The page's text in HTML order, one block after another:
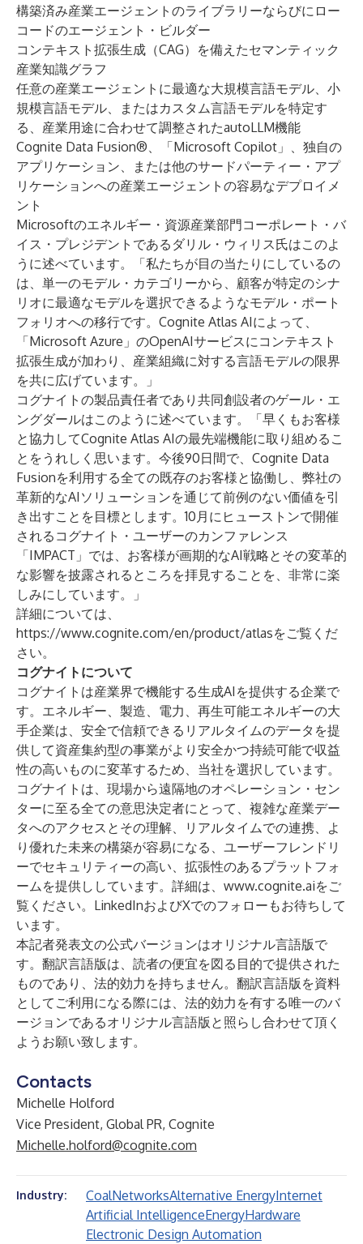
構築済み産業エージェントのライブラリーならびにロー
コードのエージェント・ビルダー
コンテキスト拡張生成（CAG）を備えたセマンティック
産業知識グラフ
任意の産業エージェントに最適な大規模言語モデル、小
規模言語モデル、またはカスタム言語モデルを特定す
る、産業用途に合わせて調整されたautoLLM機能
Cognite Data Fusion®、「Microsoft Copilot」、独自の
アプリケーション、または他のサードパーティー・アプ
リケーションへの産業エージェントの容易なデプロイメ
ント
Microsoftのエネルギー・資源産業部門コーポレート・バ
イス・プレジデントであるダリル・ウィリス氏はこのよ
うに述べています。「私たちが目の当たりにしているの
は、単一のモデル・カテゴリーから、顧客が特定のシナ
リオに最適なモデルを選択できるようなモデル・ポート
フォリオへの移行です。Cognite Atlas AIによって、
「Microsoft Azure」のOpenAIサービスにコンテキスト
拡張生成が加わり、産業組織に対する言語モデルの限界
を共に広げています。」
コグナイトの製品責任者であり共同創設者のゲール・エ
ングダールはこのように述べています。「早くもお客様
と協力してCognite Atlas AIの最先端機能に取り組めるこ
とをうれしく思います。今後90日間で、Cognite Data
Fusionを利用する全ての既存のお客様と協働し、弊社の
革新的なAIソリューションを通じて前例のない価値を引
き出すことを目標とします。10月にヒューストンで開催
されるコグナイト・ユーザーのカンファレンス
「IMPACT」では、お客様が画期的なAI戦略とその変革的
な影響を披露されるところを拝見することを、非常に楽
しみにしています。」
詳細については、
https://www.cognite.com/en/product/atlasをご覧くだ
さい。
コグナイトについて
コグナイトは産業界で機能する生成AIを提供する企業で
す。エネルギー、製造、電力、再生可能エネルギーの大
手企業は、安全で信頼できるリアルタイムのデータを提
供して資産集約型の事業がより安全かつ持続可能で収益
性の高いものに変革するため、当社を選択しています。
コグナイトは、現場から遠隔地のオペレーション・セン
ターに至る全ての意思決定者にとって、複雑な産業デー
タへのアクセスとその理解、リアルタイムでの連携、よ
り優れた未来の構築が容易になる、ユーザーフレンドリ
ーでセキュリティーの高い、拡張性のあるプラットフォ
ームを提供ししています。詳細は、 www.cognite.aiをご
覧ください。 LinkedInおよびXでのフォローもお待ちして
います。
本記者発表文の公式バージョンはオリジナル言語版で
す。翻訳言語版は、読者の便宜を図る目的で提供された
ものであり、法的効力を持ちません。翻訳言語版を資料
としてご利用になる際には、法的効力を有する唯一のバ
ージョンであるオリジナル言語版と照らし合わせて頂く
ようお願い致します。
Contacts
Michelle Holford
Vice President, Global PR, Cognite
Michelle.holford@cognite.com
Industry: CoalNetworksAlternative EnergyInternet
Artificial IntelligenceEnergyHardware
Electronic Design Automation